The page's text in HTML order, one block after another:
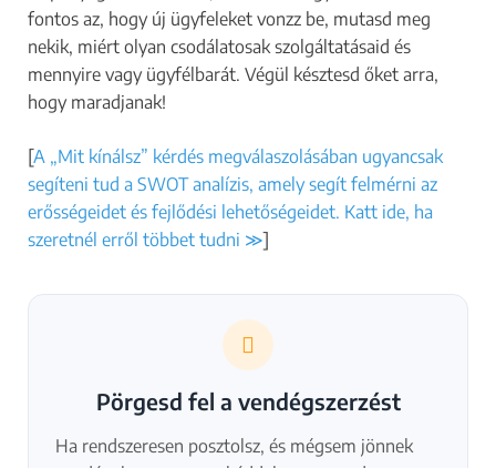
fontos az, hogy új ügyfeleket vonzz be, mutasd meg
nekik, miért olyan csodálatosak szolgáltatásaid és
mennyire vagy ügyfélbarát. Végül késztesd őket arra,
hogy maradjanak!
[A „Mit kínálsz” kérdés megválaszolásában ugyancsak
segíteni tud a SWOT analízis, amely segít felmérni az
erősségeidet és fejlődési lehetőségeidet. Katt ide, ha
szeretnél erről többet tudni ≫]
Pörgesd fel a vendégszerzést
Ha rendszeresen posztolsz, és mégsem jönnek